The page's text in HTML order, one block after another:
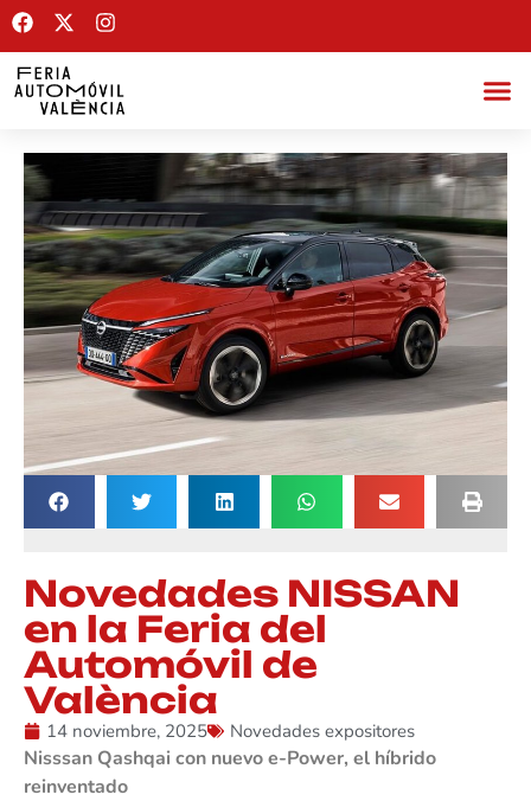
Novedades NISSAN
en la Feria del
Automóvil de
València
14 noviembre, 2025 Novedades expositores
Nisssan Qashqai con nuevo e-Power, el híbrido
reinventado